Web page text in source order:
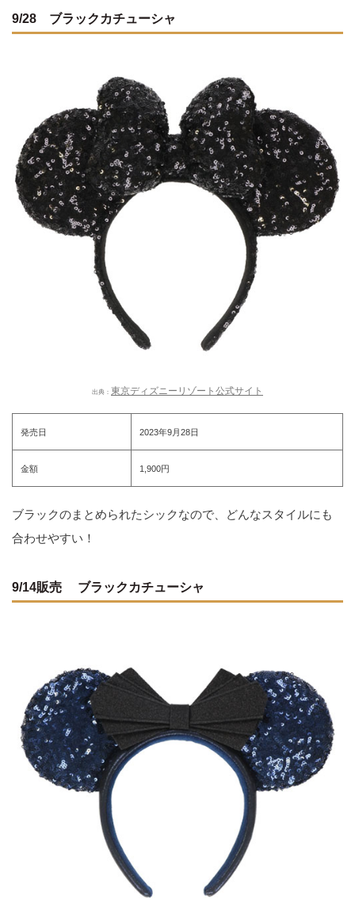
9/28 ブラックカチューシャ
出典： 東京ディズニーリゾート公式サイト
発売日 2023年9月28日
金額 1,900円
ブラックのまとめられたシックなので、どんなスタイルにも
合わせやすい！
9/14販売 ブラックカチューシャ